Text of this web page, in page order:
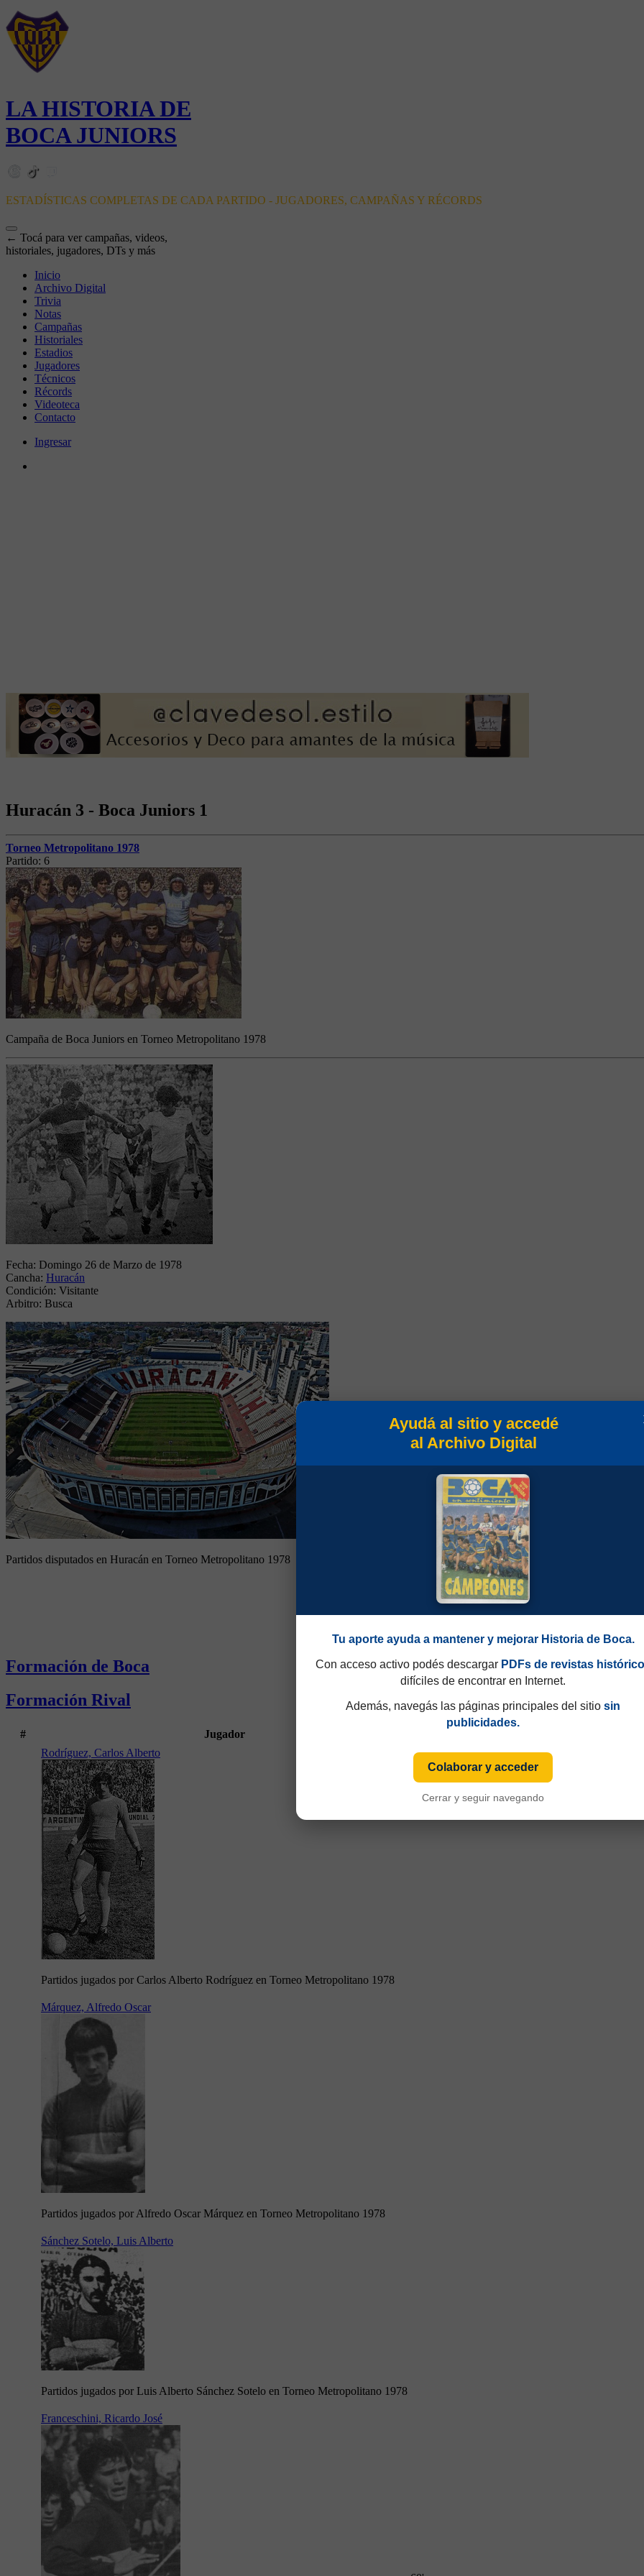
LA HISTORIA DE
BOCA JUNIORS
ESTADÍSTICAS COMPLETAS DE CADA PARTIDO - JUGADORES, CAMPAÑAS Y RÉCORDS
← Tocá para ver campañas, videos,
historiales, jugadores, DTs y más
Inicio
Archivo Digital
Trivia
Notas
Campañas
Historiales
Estadios
Jugadores
Técnicos
Récords
Videoteca
Contacto
Ingresar
Huracán 3 - Boca Juniors 1
Torneo Metropolitano 1978
Partido: 6
Campaña de Boca Juniors en Torneo Metropolitano 1978
Fecha: Domingo 26 de Marzo de 1978
Cancha: Huracán
Condición: Visitante
Arbitro: Busca
Partidos disputados en Huracán en Torneo Metropolitano 1978
Formación de Boca
Formación Rival
#
Jugador
Rodríguez, Carlos Alberto
Partidos jugados por Carlos Alberto Rodríguez en Torneo Metropolitano 1978
Márquez, Alfredo Oscar
Partidos jugados por Alfredo Oscar Márquez en Torneo Metropolitano 1978
Sánchez Sotelo, Luis Alberto
Partidos jugados por Luis Alberto Sánchez Sotelo en Torneo Metropolitano 1978
Franceschini, Ricardo José
Ayudá al sitio y accedé
al Archivo Digital
Tu aporte ayuda a mantener y mejorar Historia de Boca.
Con acceso activo podés descargar PDFs de revistas
difíciles de encontrar en Internet.
Además, navegás las páginas principales del sitio sin
publicidades.
Colaborar y acceder
Cerrar y seguir navegando